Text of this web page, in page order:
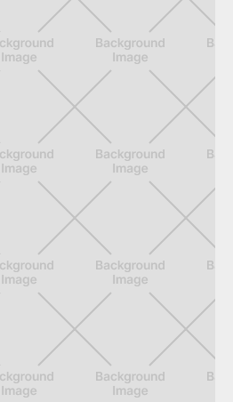
Perspektiven.
Mitarbeiter zählt die
GmbH heute, jeder
Stärken und
haben sie
für Holz, ihre
Handwerk und ihr
Wohnträume in Holz
finden Sie